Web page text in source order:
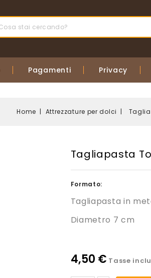
Pagamenti Privacy
Home Attrezzature per dolci
Tagliapasta
Formato:
Tagliapasta in
Diametro 7 cm
4,50 € Tasse